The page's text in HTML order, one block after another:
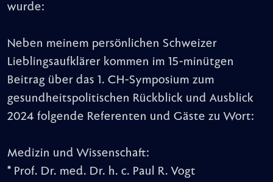
wurde:
Neben meinem persönlichen Schweizer
Lieblingsaufklärer kommen im 15-minütgen
Beitrag über das 1. CH-Symposium zum
gesundheitspolitischen Rückblick und Ausblick
2024 folgende Referenten und Gäste zu Wort:
Medizin und Wissenschaft:
* Prof. Dr. med. Dr. h. c. Paul R. Vogt